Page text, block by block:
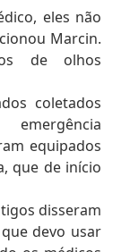
eles não
Marcin.
de olhos
coletados
equipados
que de início
disseram
devo usar